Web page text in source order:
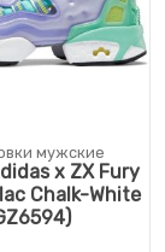
мужские
x ZX Fury
Chalk-White